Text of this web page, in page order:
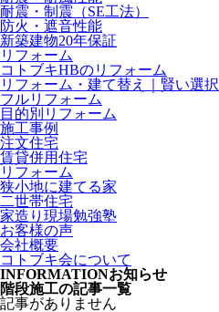
耐震・制震（SE工法）
防火・遮音性能
新築建物20年保証
リフォーム
コトブキHBのリフォーム
リフォーム・建て替え｜賢い選択
フルリフォーム
目的別リフォーム
施工事例
注文住宅
賃貸併用住宅
リフォーム
狭小地に建てる家
二世帯住宅
家造り現場勉強塾
お客様の声
会社概要
コトブキ会について
INFORMATIONお知らせ
階段施工の記事一覧
記事がありません